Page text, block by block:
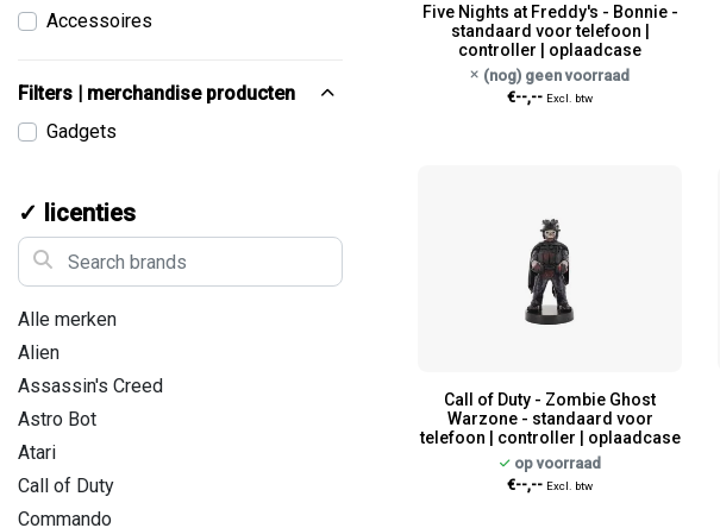
Accessoires
Filters | merchandise producten
Gadgets
✓ licenties
Search brands
Alle merken
Alien
Assassin's Creed
Astro Bot
Atari
Call of Duty
Commando
Five Nights at Freddy's - Bonnie -
standaard voor telefoon |
controller | oplaadcase
(nog) geen voorraad
€--,-- Excl. btw
Call of Duty - Zombie Ghost
Warzone - standaard voor
telefoon | controller | oplaadcase
op voorraad
€--,-- Excl. btw